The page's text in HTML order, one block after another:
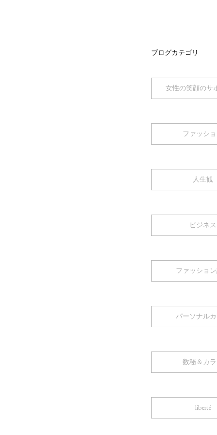
ブログカテゴリ
女性の笑顔のサ
ファッシ
人生観
ビジネス
ファッショ
パーソナル
数秘＆カ
liberté